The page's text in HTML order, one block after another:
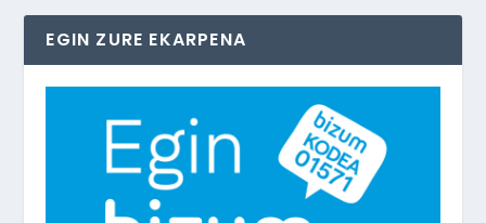
EGIN ZURE EKARPENA